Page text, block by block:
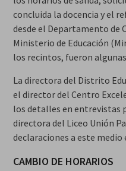
concluida la docencia y el
desde el Departamento de
Ministerio de Educación
los recintos, fueron
La directora del Distrito
el director del Centro
los detalles en entrevistas
directora del Liceo Unión
declaraciones a este medio
CAMBIO DE HORARIOS